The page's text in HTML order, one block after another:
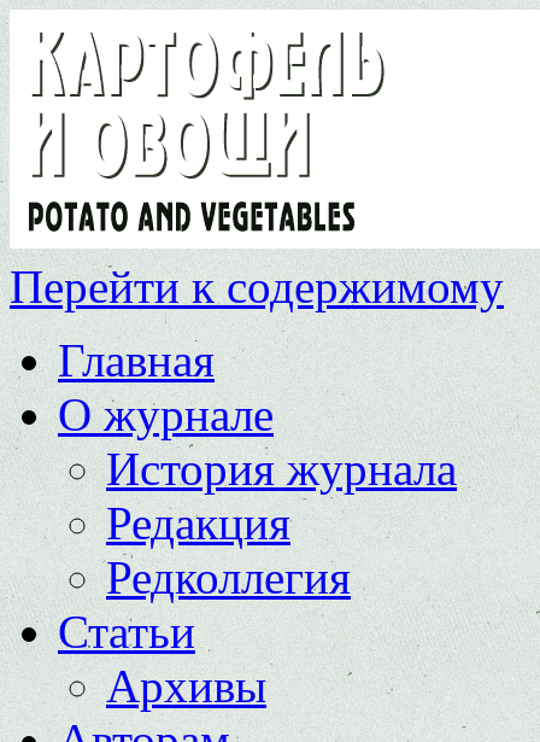
Перейти к содержимому
Главная
О журнале
История журнала
Редакция
Редколлегия
Статьи
Архивы